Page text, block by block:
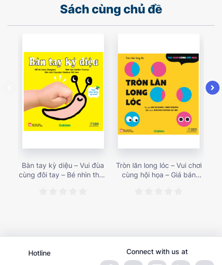
Sách cùng chủ đề
Bàn tay kỳ diệu – Vui đùa
cùng đôi tay – Bé nhìn thấy
Tròn lăn long lóc – Vui chơi
cùng hội họa – Giá bán
Hotline Connect with us at